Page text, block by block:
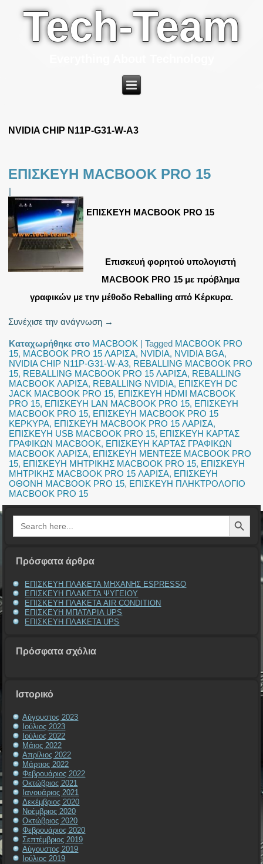
Tech-Team
NVIDIA CHIP N11P-G31-W-A3
ΕΠΙΣΚΕΥΗ MACBOOK PRO 15
|
ΕΠΙΣΚΕΥΗ MACBOOK PRO 15
Επισκευή φορητού υπολογιστή
MACBOOK PRO 15 με πρόβλημα
γραφικών με την μέθοδο Reballing από Κέρκυρα.
Συνέχισε την ανάγνωση →
Καταχωρήθηκε στο MACBOOK |Tagged MACBOOK PRO
15, MACBOOK PRO 15 ΛΑΡΙΣΑ, NVIDIA, NVIDIA BGA,
NVIDIA CHIP N11P-G31-W-A3, REBALLING MACBOOK PRO
15, REBALLING MACBOOK PRO 15 ΛΑΡΙΣΑ, REBALLING
MACBOOK ΛΑΡΙΣΑ, REBALLING NVIDIA, ΕΠΙΣΚΕΥΗ DC
JACK MACBOOK PRO 15, ΕΠΙΣΚΕΥΗ HDMI MACBOOK
PRO 15, ΕΠΙΣΚΕΥΗ LAN MACBOOK PRO 15, ΕΠΙΣΚΕΥΗ
MACBOOK PRO 15, ΕΠΙΣΚΕΥΗ MACBOOK PRO 15
ΚΕΡΚΥΡΑ, ΕΠΙΣΚΕΥΗ MACBOOK PRO 15 ΛΑΡΙΣΑ,
ΕΠΙΣΚΕΥΗ USB MACBOOK PRO 15, ΕΠΙΣΚΕΥΗ ΚΑΡΤΑΣ
ΓΡΑΦΙΚΩΝ MACBOOK, ΕΠΙΣΚΕΥΗ ΚΑΡΤΑΣ ΓΡΑΦΙΚΩΝ
MACBOOK ΛΑΡΙΣΑ, ΕΠΙΣΚΕΥΗ ΜΕΝΤΕΣΕ MACBOOK PRO
15, ΕΠΙΣΚΕΥΗ ΜΗΤΡΙΚΗΣ MACBOOK PRO 15, ΕΠΙΣΚΕΥΗ
ΜΗΤΡΙΚΗΣ MACBOOK PRO 15 ΛΑΡΙΣΑ, ΕΠΙΣΚΕΥΗ
ΟΘΟΝΗ MACBOOK PRO 15, ΕΠΙΣΚΕΥΗ ΠΛΗΚΤΡΟΛΟΓΙΟ
MACBOOK PRO 15
Search
for:
Search Button
Πρόσφατα άρθρα
ΕΠΙΣΚΕΥΗ ΠΛΑΚΕΤΑ ΜΗΧΑΝΗΣ ESPRESSO
ΕΠΙΣΚΕΥΗ ΠΛΑΚΕΤΑ ΨΥΓΕΙΟΥ
ΕΠΙΣΚΕΥΗ ΠΛΑΚΕΤΑ AIR CONDITION
ΕΠΙΣΚΕΥΗ ΜΠΑΤΑΡΙΑ UPS
ΕΠΙΣΚΕΥΗ ΠΛΑΚΕΤΑ UPS
Πρόσφατα σχόλια
Ιστορικό
Αύγουστος 2023
Ιούλιος 2023
Ιούλιος 2022
Μάιος 2022
Απρίλιος 2022
Μάρτιος 2022
Φεβρουάριος 2022
Οκτώβριος 2021
Ιανουάριος 2021
Δεκέμβριος 2020
Νοέμβριος 2020
Οκτώβριος 2020
Φεβρουάριος 2020
Σεπτέμβριος 2019
Αύγουστος 2019
Ιούλιος 2019